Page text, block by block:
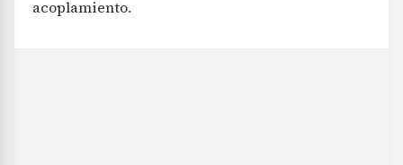
acoplamiento.